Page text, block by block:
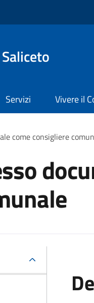
Servizi Vivere il
come consigliere